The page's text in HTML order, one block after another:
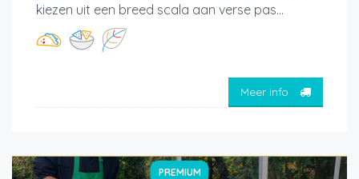
kiezen uit een breed scala aan verse pas...
Meer info
PREMIUM